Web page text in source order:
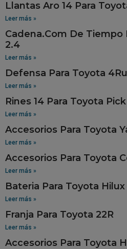
Llantas Aro 14 Para
Leer más »
Cadena.Com De Tiempo
2.4
Leer más »
Defensa Para Toyota
Leer más »
Rines 14 Para Toyota
Leer más »
Accesorios Para Toyota
Leer más »
Accesorios Para Toyota
Leer más »
Bateria Para Toyota Hilux
Leer más »
Franja Para Toyota 22R
Leer más »
Accesorios Para Toyota